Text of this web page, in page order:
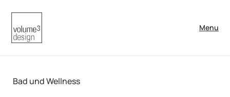
Menu
Bad und Wellness